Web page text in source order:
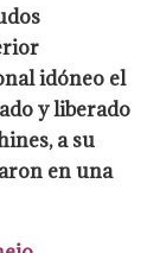
idóneo el
y liberado
a su
en una